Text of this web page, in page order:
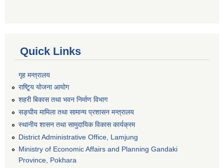
Quick Links
गृह मन्त्रालय
राष्टि्ृय योजना आयोग
शहरी बिकास तथा भवन निर्माण विभाग
सङ्घीय मामिला तथा सामान्य प्रशासन मन्त्रालय
स्थानीय शासन तथा सामुदायिक विकास कार्यक्रम
District Administrative Office, Lamjung
Ministry of Economic Affairs and Planning Gandaki
Province, Pokhara